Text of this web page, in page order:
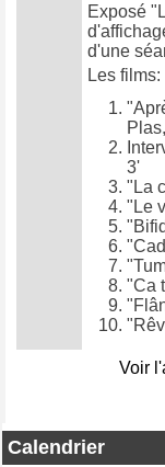
Calendrier
Exposé
d'une
Les films:
3'
"La
"Le
"Ca
Voir